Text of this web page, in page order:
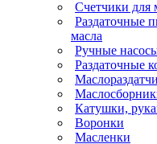
Счетчики для
Раздаточные
масла
Ручные
Раздаточные
Катушки,
Воронки
Масленки